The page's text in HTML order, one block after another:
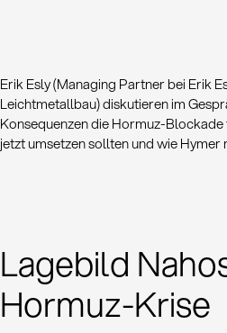
Erik Esly (Managing Partner bei Erik
Leichtmetallbau) diskutieren im
Konsequenzen die Hormuz-
jetzt umsetzen sollten und wie
Lagebild
Hormuz-Krise